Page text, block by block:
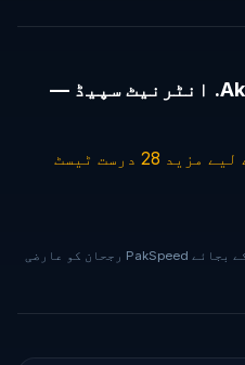
Akamai Technologies, Inc. انٹرنیٹ سپیڈ —
30 روزہ رجحان شائع کرنے کے لیے مزید 28 درست ٹیسٹ
کم نمونے سے مضبوط نتیجہ اخذ کرنے کے بجائے PakSpeed رجحان کو عارضی